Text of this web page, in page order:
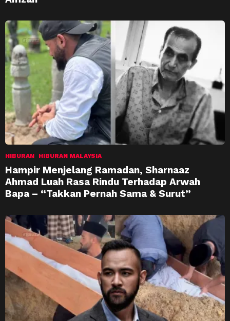
HIBURAN HIBURAN MALAYSIA
Hampir Menjelang Ramadan, Sharnaaz
Ahmad Luah Rasa Rindu Terhadap Arwah
Bapa – “Takkan Pernah Sama & Surut”